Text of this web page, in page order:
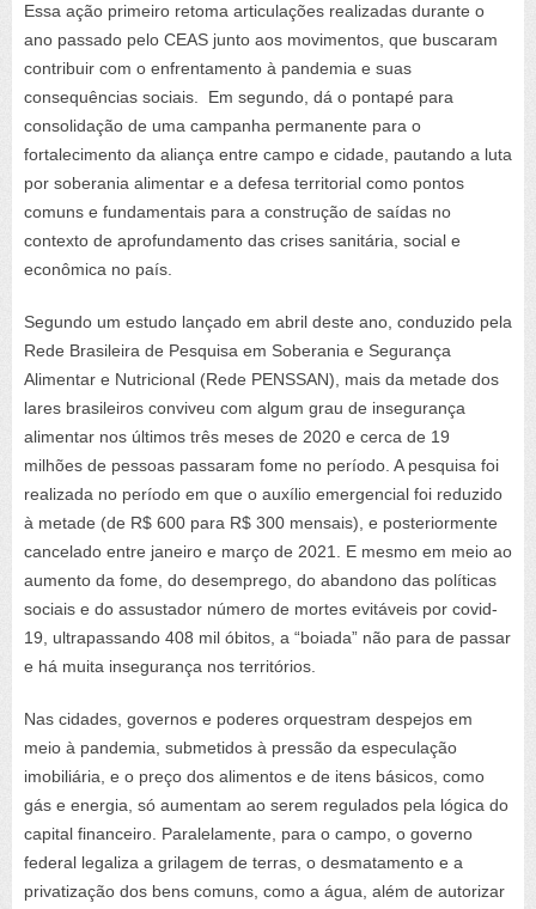
Essa ação primeiro retoma articulações realizadas durante o
ano passado pelo CEAS junto aos movimentos, que buscaram
contribuir com o enfrentamento à pandemia e suas
consequências sociais. Em segundo, dá o pontapé para
consolidação de uma campanha permanente para o
fortalecimento da aliança entre campo e cidade, pautando a luta
por soberania alimentar e a defesa territorial como pontos
comuns e fundamentais para a construção de saídas no
contexto de aprofundamento das crises sanitária, social e
econômica no país.
Segundo um estudo lançado em abril deste ano, conduzido pela
Rede Brasileira de Pesquisa em Soberania e Segurança
Alimentar e Nutricional (Rede PENSSAN), mais da metade dos
lares brasileiros conviveu com algum grau de insegurança
alimentar nos últimos três meses de 2020 e cerca de 19
milhões de pessoas passaram fome no período. A pesquisa foi
realizada no período em que o auxílio emergencial foi reduzido
à metade (de R$ 600 para R$ 300 mensais), e posteriormente
cancelado entre janeiro e março de 2021. E mesmo em meio ao
aumento da fome, do desemprego, do abandono das políticas
sociais e do assustador número de mortes evitáveis por covid-
19, ultrapassando 408 mil óbitos, a “boiada” não para de passar
e há muita insegurança nos territórios.
Nas cidades, governos e poderes orquestram despejos em
meio à pandemia, submetidos à pressão da especulação
imobiliária, e o preço dos alimentos e de itens básicos, como
gás e energia, só aumentam ao serem regulados pela lógica do
capital financeiro. Paralelamente, para o campo, o governo
federal legaliza a grilagem de terras, o desmatamento e a
privatização dos bens comuns, como a água, além de autorizar